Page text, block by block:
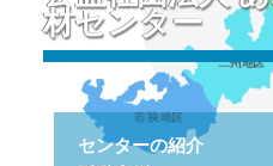
材センター
センターの紹介